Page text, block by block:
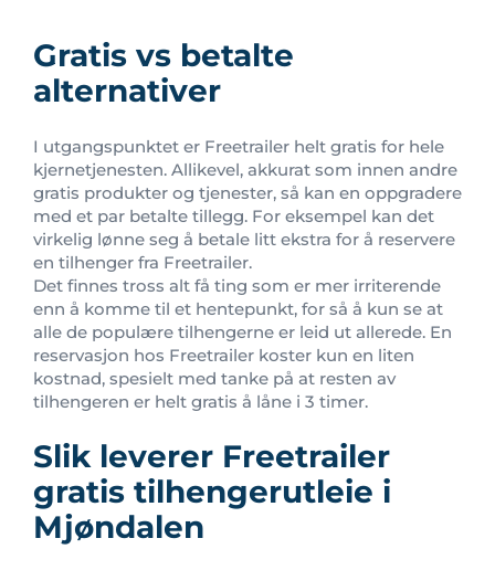
Gratis vs betalte
alternativer
I utgangspunktet er Freetrailer helt gratis for hele
kjernetjenesten. Allikevel, akkurat som innen andre
gratis produkter og tjenester, så kan en oppgradere
med et par betalte tillegg. For eksempel kan det
virkelig lønne seg å betale litt ekstra for å reservere
en tilhenger fra Freetrailer.
Det finnes tross alt få ting som er mer irriterende
enn å komme til et hentepunkt, for så å kun se at
alle de populære tilhengerne er leid ut allerede. En
reservasjon hos Freetrailer koster kun en liten
kostnad, spesielt med tanke på at resten av
tilhengeren er helt gratis å låne i 3 timer.
Slik leverer Freetrailer
gratis tilhengerutleie i
Mjøndalen